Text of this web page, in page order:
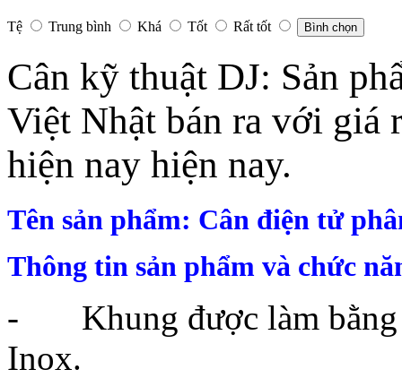
Tệ Trung bình Khá Tốt Rất tốt Bình chọn
Cân kỹ thuật DJ: Sản
Việt Nhật bán ra với giá
hiện nay hiện nay.
Tên sản phẩm: Cân điện tử
Thông tin sản phẩm và chức
- Khung được làm bằng
Inox.